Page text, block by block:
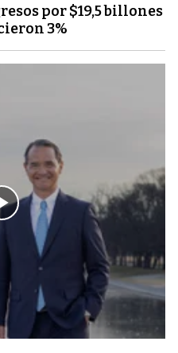
por $19,5 billones
3%